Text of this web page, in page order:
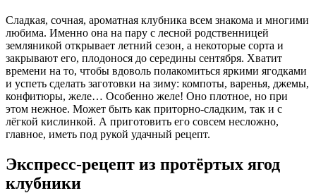
Сладкая, сочная, ароматная клубника всем знакома и многими
любима. Именно она на пару с лесной родственницей
земляникой открывает летний сезон, а некоторые сорта и
закрывают его, плодонося до середины сентября. Хватит
времени на то, чтобы вдоволь полакомиться яркими ягодками
и успеть сделать заготовки на зиму: компоты, варенья, джемы,
конфитюры, желе… Особенно желе! Оно плотное, но при
этом нежное. Может быть как приторно-сладким, так и с
лёгкой кислинкой. А приготовить его совсем несложно,
главное, иметь под рукой удачный рецепт.
Экспресс-рецепт из протёртых ягод
клубники